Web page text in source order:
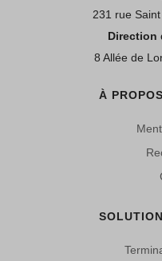
231 rue
Direction
8 Allée de
À